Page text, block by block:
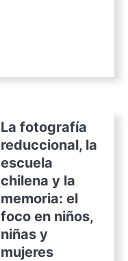
La fotografía
reduccional, la
escuela
chilena y la
memoria: el
foco en niños,
niñas y
mujeres